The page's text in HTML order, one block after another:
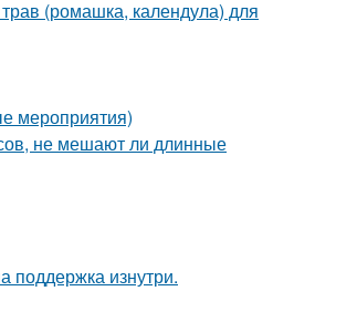
(ромашка, календула) для
мероприятия)
не мешают ли длинные
поддержка изнутри.